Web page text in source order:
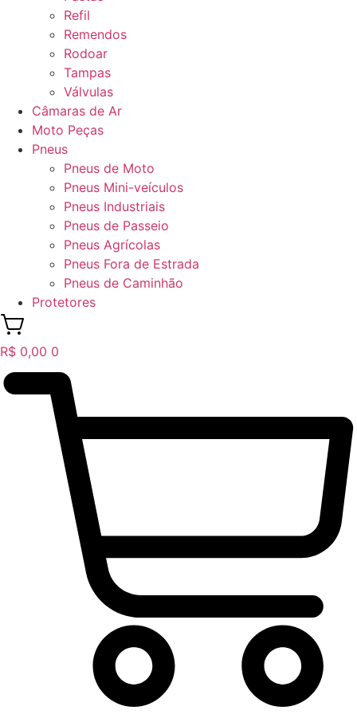
Refil
Remendos
Rodoar
Tampas
Válvulas
Câmaras de Ar
Moto Peças
Pneus
Pneus de Moto
Pneus Mini-veículos
Pneus Industriais
Pneus de Passeio
Pneus Agrícolas
Pneus Fora de Estrada
Pneus de Caminhão
Protetores
R$ 0,00 0